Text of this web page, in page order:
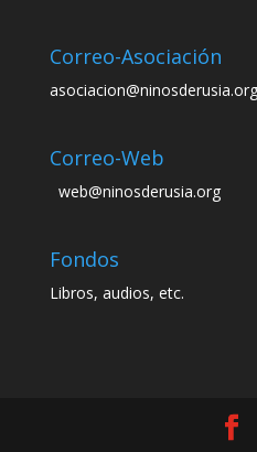
Correo-Asociación
asociacion@ninosderusia.org
Correo-Web
web@ninosderusia.org
Fondos
Libros, audios, etc.